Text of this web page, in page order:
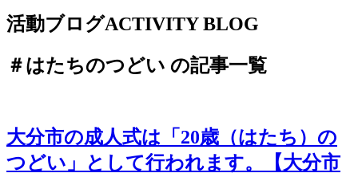
活動ブログACTIVITY BLOG
＃はたちのつどい の記事一覧
大分市の成人式は「20歳（はたち）の
つどい」として行われます。【大分市